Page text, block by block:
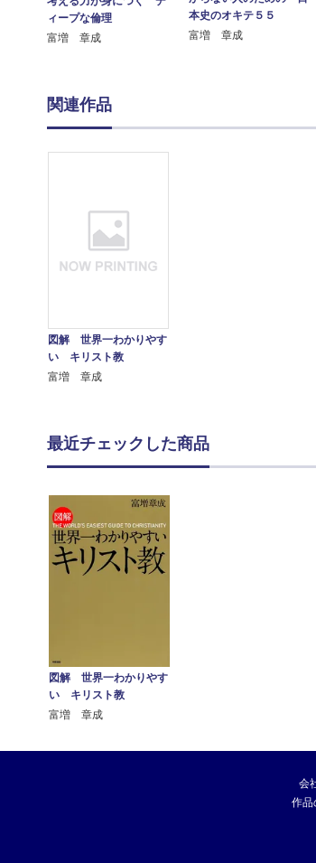
ィープな倫理
富増 章成
本史のオキテ５５
富増 章成
関連作品
図解 世界一わかりやす
い キリスト教
富増 章成
最近チェックした商品
図解 世界一わかりやす
い キリスト教
富増 章成
会
作品